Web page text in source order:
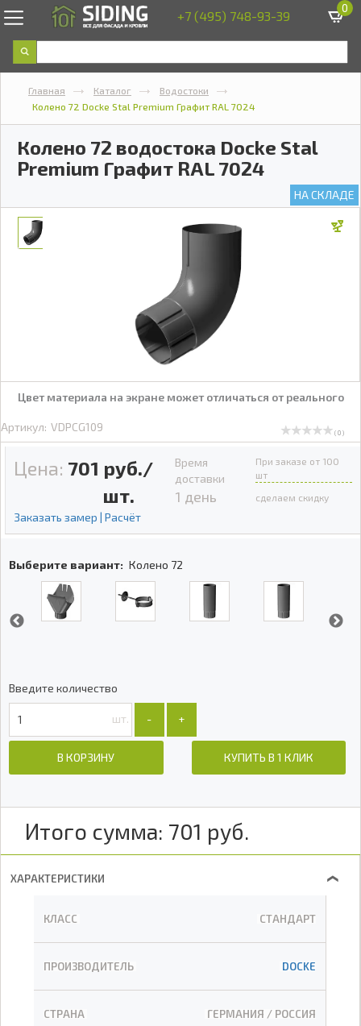
+7 (495) 748-93-39 0
Главная Каталог
Водостоки
Колено 72 Docke Stal Premium Графит RAL 7024
Колено 72 водостока Docke Stal
Premium Графит RAL 7024
НА СКЛАДЕ
Цвет материала на экране может отличаться от реального
Артикул: VDPCG109 ( 0 )
Цена: 701 руб./
шт.
Заказать замер | Расчёт
Время
доставки
1 день
При заказе от 100
шт
сделаем скидку
Выберите вариант: Колено 72
Введите количество
шт. +
-
В КОРЗИНУ КУПИТЬ В 1 КЛИК
Итого сумма: 701 руб.
ХАРАКТЕРИСТИКИ ❯
КЛАСС СТАНДАРТ
ПРОИЗВОДИТЕЛЬ DOCKE
СТРАНА ГЕРМАНИЯ / РОССИЯ